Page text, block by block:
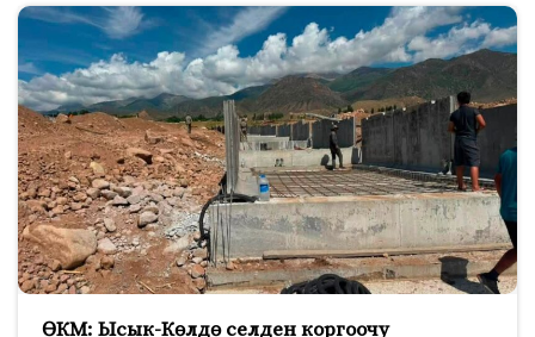
ӨКМ: Ысык-Көлдө селден коргоочу